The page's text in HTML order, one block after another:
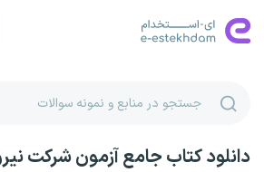
دانلود کتاب جامع آزمون شرکت